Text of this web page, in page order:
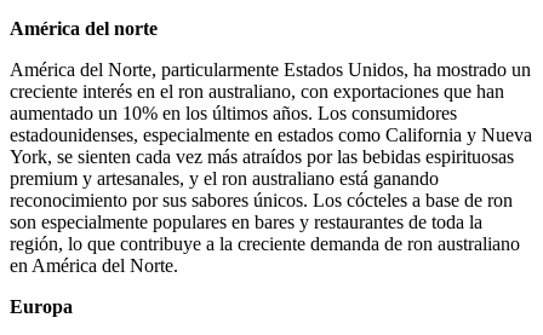
América del norte
América del Norte, particularmente Estados Unidos, ha mostrado un
creciente interés en el ron australiano, con exportaciones que han
aumentado un 10% en los últimos años. Los consumidores
estadounidenses, especialmente en estados como California y Nueva
York, se sienten cada vez más atraídos por las bebidas espirituosas
premium y artesanales, y el ron australiano está ganando
reconocimiento por sus sabores únicos. Los cócteles a base de ron
son especialmente populares en bares y restaurantes de toda la
región, lo que contribuye a la creciente demanda de ron australiano
en América del Norte.
Europa